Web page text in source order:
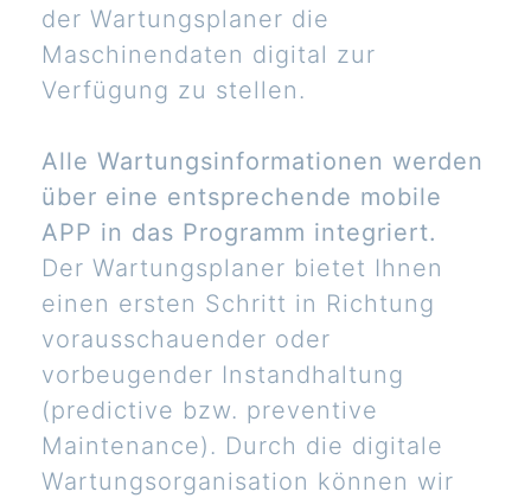
der Wartungsplaner die
Maschinendaten digital zur
Verfügung zu stellen.
Alle Wartungsinformationen werden
über eine entsprechende mobile
APP in das Programm integriert.
Der Wartungsplaner bietet Ihnen
einen ersten Schritt in Richtung
vorausschauender oder
vorbeugender Instandhaltung
(predictive bzw. preventive
Maintenance). Durch die digitale
Wartungsorganisation können wir